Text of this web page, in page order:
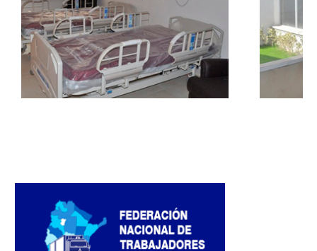
Política de Privacidad
Buscar
Secretarías
Secretaría gremial
Secretario Tesorero